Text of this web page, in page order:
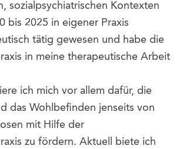
sozialpsychiatrischen Kontexten
bis 2025 in eigener Praxis
tätig gewesen und habe die
in meine therapeutische Arbeit
ich mich vor allem dafür, die
das Wohlbefinden jenseits von
mit Hilfe der
zu fördern. Aktuell biete ich